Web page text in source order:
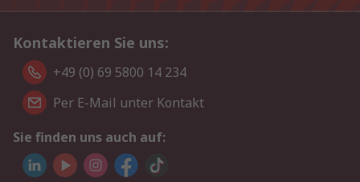
Kontaktieren Sie uns:
+49 (0) 69 5800 14 234
Per E-Mail unter Kontakt
Sie finden uns auch auf: